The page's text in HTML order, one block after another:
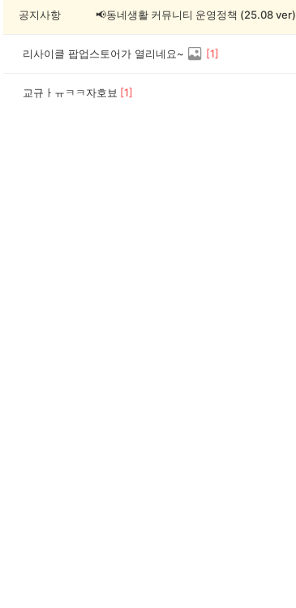
공지사항 📢동네생활 커뮤니티 운영정책 (25.08 ver)
리사이클 팝업스토어가 열리네요~ [1]
교규ㅏㅠㅋㅋ자호뵤 [1]